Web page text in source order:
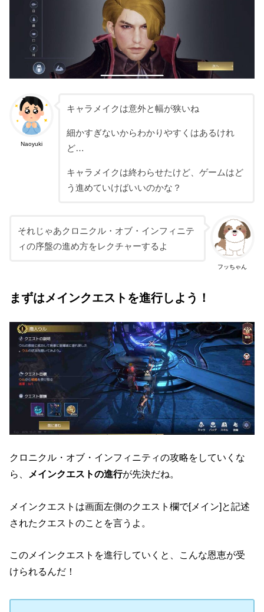
Naoyuki
キャラメイクは意外と幅が狭いね
細かすぎないからわかりやすくはあるけれ
ど…
キャラメイクは終わらせたけど、ゲームはど
う進めていけばいいのかな？
フッちゃん
それじゃあクロニクル・オブ・インフィニテ
ィの序盤の進め方をレクチャーするよ
まずはメインクエストを進行しよう！
クロニクル・オブ・インフィニティの攻略をしていくな
ら、
メインクエストの進行が先決だね。
メインクエストは画面左側のクエスト欄で[メイン]と記述
されたクエストのことを言うよ。
このメインクエストを進行していくと、こんな恩恵が受
けられるんだ！